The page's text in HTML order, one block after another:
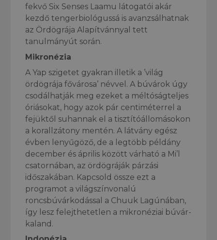
fekvő Six Senses Laamu látogatói akár
kezdő tengerbiológussá is avanzsálhatnak
az Ördögrája Alapítvánnyal tett
tanulmányút során.
Mikronézia
A Yap szigetet gyakran illetik a ’világ
ördögrája fővárosa’ névvel. A búvárok úgy
csodálhatják meg ezeket a méltóságteljes
óriásokat, hogy azok pár centiméterrel a
fejüktől suhannak el a tisztítóállomásokon
a korallzátony mentén. A látvány egész
évben lenyűgöző, de a legtöbb példány
december és április között várható a Mi’l
csatornában, az ördögráják párzási
időszakában. Kapcsold össze ezt a
programot a világszínvonalú
roncsbúvárkodással a Chuuk Lagúnában,
így lesz felejthetetlen a mikronéziai búvár-
kaland.